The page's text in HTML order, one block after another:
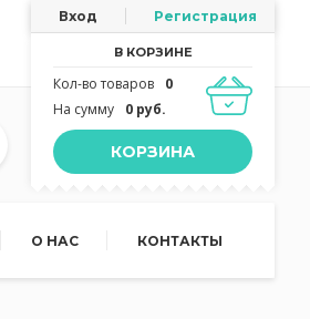
Вход Регистрация
В КОРЗИНЕ
Кол-во товаров
0
На сумму
0 руб.
КОРЗИНА
О НАС КОНТАКТЫ